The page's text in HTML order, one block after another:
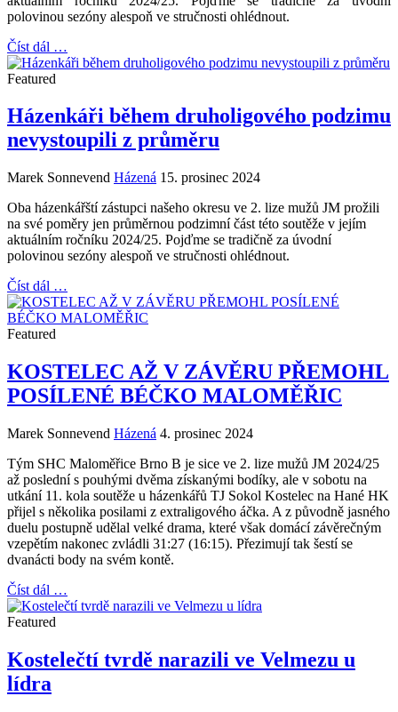
polovinou sezóny alespoň ve stručnosti ohlédnout.
Číst dál …
Featured
Házenkáři během druholigového podzimu
nevystoupili z průměru
Marek Sonnevend Házená 15. prosinec 2024
Oba házenkářští zástupci našeho okresu ve 2. lize mužů JM prožili
na své poměry jen průměrnou podzimní část této soutěže v jejím
aktuálním ročníku 2024/25. Pojďme se tradičně za úvodní
polovinou sezóny alespoň ve stručnosti ohlédnout.
Číst dál …
Featured
KOSTELEC AŽ V ZÁVĚRU PŘEMOHL
POSÍLENÉ BÉČKO MALOMĚŘIC
Marek Sonnevend Házená 4. prosinec 2024
Tým SHC Maloměřice Brno B je sice ve 2. lize mužů JM 2024/25
až poslední s pouhými dvěma získanými bodíky, ale v sobotu na
utkání 11. kola soutěže u házenkářů TJ Sokol Kostelec na Hané HK
přijel s několika posilami z extraligového áčka. A z původně jasného
duelu postupně udělal velké drama, které však domácí závěrečným
vzepětím nakonec zvládli 31:27 (16:15). Přezimují tak šestí se
dvanácti body na svém kontě.
Číst dál …
Featured
Kostelečtí tvrdě narazili ve Velmezu u
lídra